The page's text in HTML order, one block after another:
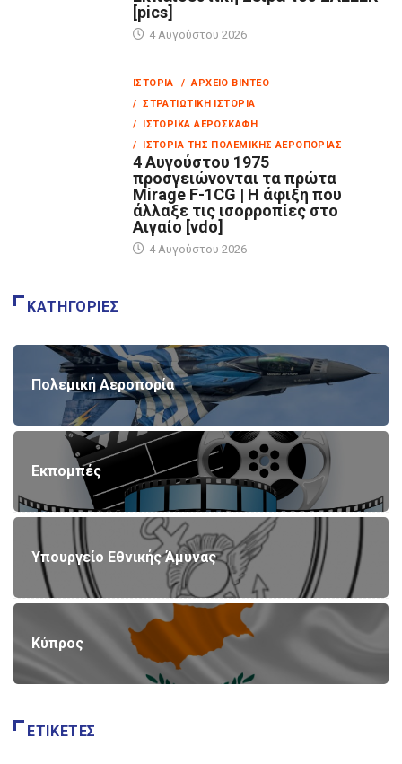
[pics]
4 Αυγούστου 2026
ΙΣΤΟΡΊΑ
/ ΑΡΧΕΊΟ ΒΊΝΤΕΟ
/ ΣΤΡΑΤΙΩΤΙΚΉ ΙΣΤΟΡΊΑ
/ ΙΣΤΟΡΙΚΆ ΑΕΡΟΣΚΆΦΗ
/ ΙΣΤΟΡΊΑ ΤΗΣ ΠΟΛΕΜΙΚΉΣ ΑΕΡΟΠΟΡΊΑΣ
4 Αυγούστου 1975
προσγειώνονται τα πρώτα
Mirage F-1CG | Η άφιξη που
άλλαξε τις ισορροπίες στο
Αιγαίο [vdo]
4 Αυγούστου 2026
ΚΑΤΗΓΟΡΊΕΣ
Πολεμική Αεροπορία
Εκπομπές
Υπουργείο Εθνικής Άμυνας
Κύπρος
ΕΤΙΚΈΤΕΣ